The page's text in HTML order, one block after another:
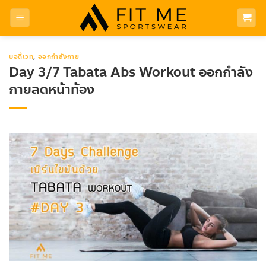
Skip
content
บอดี้เวท, ออกกำลังกาย
Day 3/7 Tabata Abs Workout ออกกำลัง
กายลดหน้าท้อง